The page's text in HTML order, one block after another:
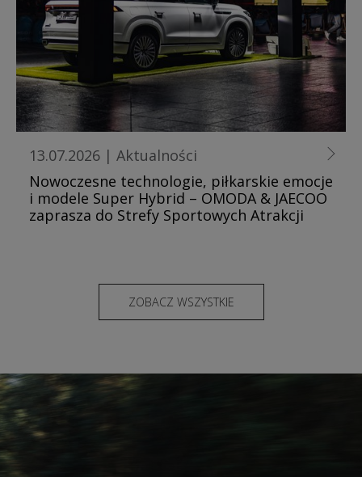
13.07.2026 | Aktualności
Nowoczesne technologie, piłkarskie emocje
i modele Super Hybrid – OMODA & JAECOO
zaprasza do Strefy Sportowych Atrakcji
ZOBACZ WSZYSTKIE